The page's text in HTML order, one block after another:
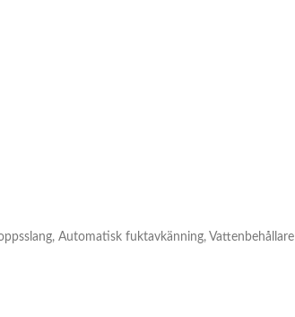
Automatisk fuktavkänning, Vattenbehållare